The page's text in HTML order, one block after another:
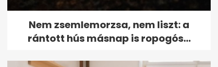
Nem zsemlemorzsa, nem liszt: a
rántott hús másnap is ropogós...